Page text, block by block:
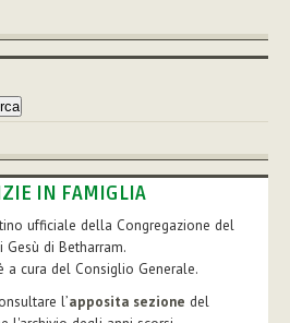
IN FAMIGLIA
ufficiale della Congregazione del
Gesù di Betharram.
a cura del Consiglio Generale.
l’apposita sezione del